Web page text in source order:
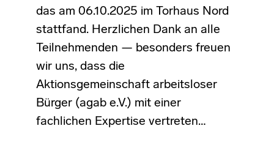
das am 06.10.2025 im Torhaus Nord
stattfand. Herzlichen Dank an alle
Teilnehmenden — besonders freuen
wir uns, dass die
Aktionsgemeinschaft arbeitsloser
Bürger (agab e.V.) mit einer
fachlichen Expertise vertreten…